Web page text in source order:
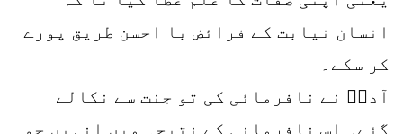
انسان نیابت کے فرائض با احسن طریق پورے
کر سکے۔
آدمؑ نے نافرمائی کی تو جنت سے نکالے
گئے۔ اس نافرمانی کے نتیجہ میں انہیں جو